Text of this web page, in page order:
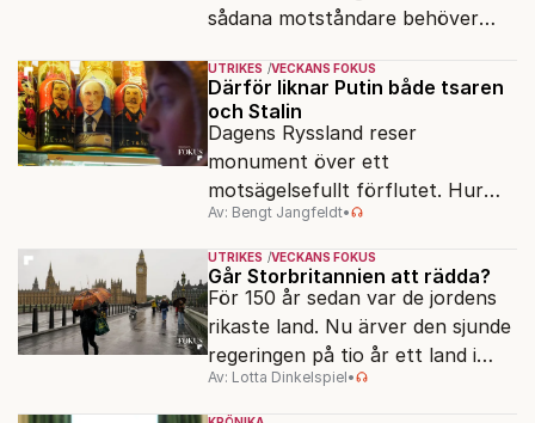
sådana motståndare behöver
vänner.
UTRIKES VECKANS FOKUS
Därför liknar Putin både tsaren
och Stalin
Dagens Ryssland reser
monument över ett
motsägelsefullt förflutet. Hur
kunde två revolutioner förändra
hela samhället – utan att rubba
den ryska statsidén?
Av: Bengt Jangfeldt•
UTRIKES VECKANS FOKUS
Går Storbritannien att rädda?
För 150 år sedan var de jordens
rikaste land. Nu ärver den sjunde
regeringen på tio år ett land i
politiskt och ekonomiskt kaos.
Av: Lotta Dinkelspiel•